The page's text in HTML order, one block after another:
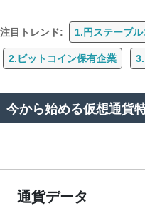
注目トレンド: 1.円ステーブル
2.ビットコイン保有企業
今から始める仮想通貨
通貨データ